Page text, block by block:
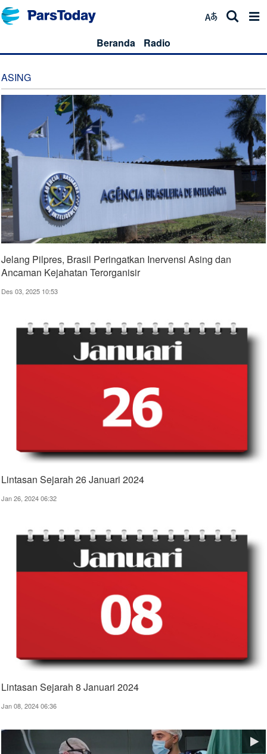
Beranda Radio
ASING
Jelang Pilpres, Brasil Peringatkan Inervensi Asing dan
Ancaman Kejahatan Terorganisir
Des 03, 2025 10:53
Lintasan Sejarah 26 Januari 2024
Jan 26, 2024 06:32
Lintasan Sejarah 8 Januari 2024
Jan 08, 2024 06:36